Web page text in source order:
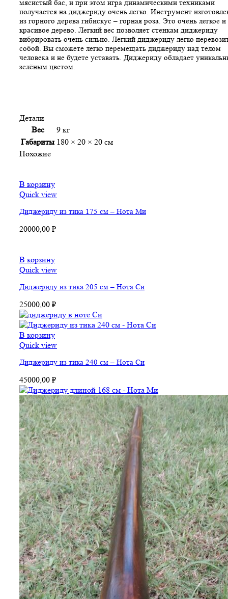
мясистый бас, и при этом игра динамическими техниками
получается на диджериду очень легко. Инструмент
из горного дерева гибискус – горная роза. Это очень легкое и
красивое дерево. Легкий вес позволяет стенкам диджериду
вибрировать очень сильно. Легкий диджериду легко
собой. Вы сможете легко перемещать диджериду над телом
человека и не будете уставать. Диджериду обладает
зелёным цветом.
Детали
Вес
9 кг
Габариты 180 × 20 × 20 см
Похожие
В корзину
Quick view
Диджериду из тика 175 см – Нота Ми
20000,00 ₽
В корзину
Quick view
Диджериду из тика 205 см – Нота Си
25000,00 ₽
В корзину
Quick view
Диджериду из тика 240 см – Нота Си
45000,00 ₽